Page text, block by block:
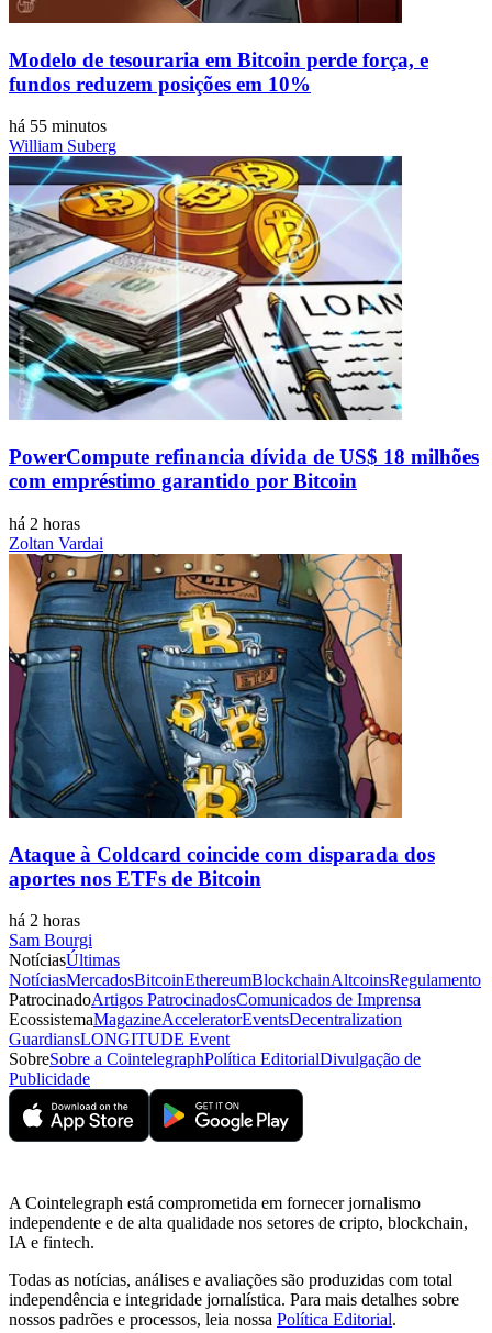
Modelo de tesouraria em Bitcoin perde força, e
fundos reduzem posições em 10%
há 55 minutos
William Suberg
PowerCompute refinancia dívida de US$ 18 milhões
com empréstimo garantido por Bitcoin
há 2 horas
Zoltan Vardai
Ataque à Coldcard coincide com disparada dos
aportes nos ETFs de Bitcoin
há 2 horas
Sam Bourgi
NotíciasÚltimas
NotíciasMercadosBitcoinEthereumBlockchainAltcoinsRegulamento
PatrocinadoArtigos PatrocinadosComunicados de Imprensa
EcossistemaMagazineAcceleratorEventsDecentralization
GuardiansLONGITUDE Event
SobreSobre a CointelegraphPolítica EditorialDivulgação de
Publicidade
A Cointelegraph está comprometida em fornecer jornalismo
independente e de alta qualidade nos setores de cripto, blockchain,
IA e fintech.
Todas as notícias, análises e avaliações são produzidas com total
independência e integridade jornalística. Para mais detalhes sobre
nossos padrões e processos, leia nossa Política Editorial.